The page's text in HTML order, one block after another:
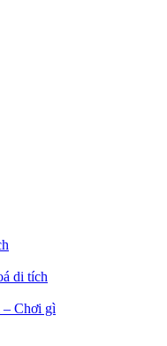
di tích
– Chơi gì